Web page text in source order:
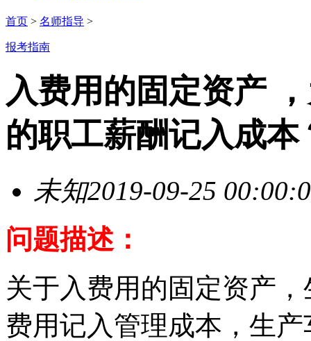
首页 > 名师指导 >
报考指南
入费用的固定资产
的职工薪酬记入成本
未知2019-09-25
问题描述：
关于入费用的固定资产
费用记入管理成本，生